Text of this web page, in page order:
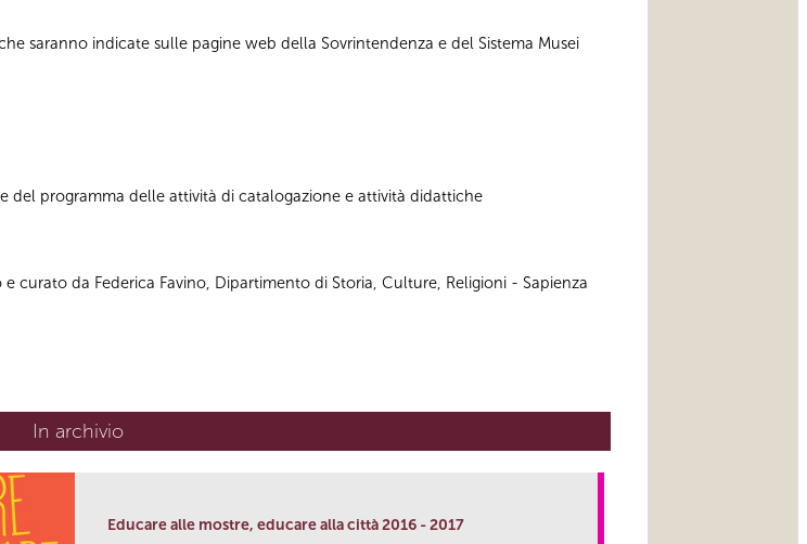
saranno indicate sulle pagine web della Sovrintendenza e del Sistema Musei
programma delle attività di catalogazione e attività didattiche
e curato da Federica Favino, Dipartimento di Storia, Culture, Religioni - Sapienza
In archivio
Educare alle mostre, educare alla città 2016 - 2017